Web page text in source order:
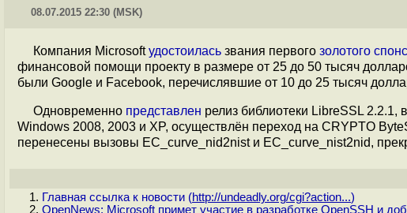
08.07.2015 22:30 (MSK)
Компания Microsoftудостоилась звания первого золотого
финансовой помощи проекту в размере от 25 до 50 тысяч
были Google и Facebook, перечислявшие от 10 до 25 тысяч
Одновременно представлен релиз библиотеки LibreSSL
Windows 2008, 2003 и XP, осуществлён переход на CRYPTO
перенесены вызовы EC_curve_nid2nist и EC_curve_nist2nid,
Главная ссылка к новости (http://undeadly.org/cgi?action...)
OpenNews: Microsoft примет участие в разработке OpenSSH и